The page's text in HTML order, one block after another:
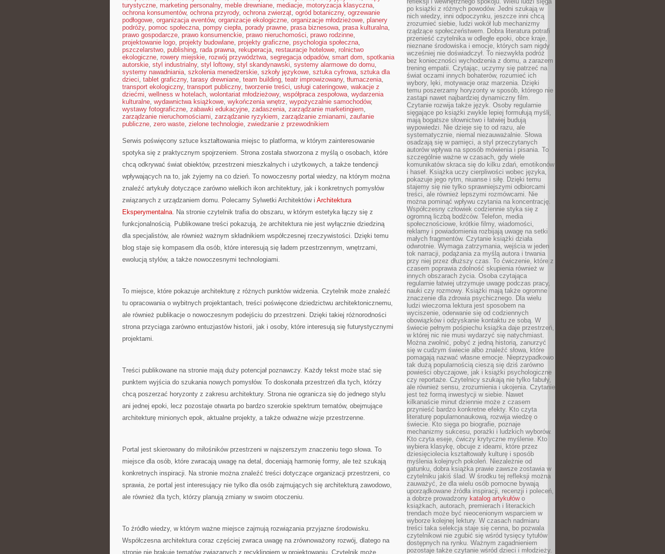
turystyczne, marketing personalny, meble drewniane, mediacje, motoryzacja klasyczna,
ochrona konsumentów, ochrona przyrody, ochrona zwierząt, ogród botaniczny, ogrzewanie
podłogowe, organizacja eventów, organizacje ekologiczne, organizacje młodzieżowe, planery
podróży, pomoc społeczna, pompy ciepła, porady prawne, prasa biznesowa, prasa kulturalna,
prawo gospodarcze, prawo konsumenckie, prawo nieruchomości, prawo rodzinne,
projektowanie logo, projekty budowlane, projekty graficzne, psychologia społeczna,
pszczelarstwo, publishing, rada prawna, rekuperacja, restauracje hotelowe, rolnictwo
ekologiczne, rowery miejskie, rozwój przywództwa, segregacja odpadów, smart dom, spotkania
autorskie, styl industrialny, styl loftowy, styl skandynawski, systemy alarmowe do domu,
systemy nawadniania, szkolenia menedżerskie, szkoły językowe, sztuka cyfrowa, sztuka dla
dzieci, tablet graficzny, tarasy drewniane, team building, teatr improwizowany, tłumaczenia,
transport ekologiczny, transport publiczny, tworzenie treści, usługi cateringowe, wakacje z
dziećmi, wellness w hotelach, wolontariat młodzieżowy, współpraca zespołowa, wydarzenia
kulturalne, wydawnictwa książkowe, wykończenia wnętrz, wypożyczalnie samochodów,
wystawy fotograficzne, zabawki edukacyjne, zadaszenia, zarządzanie marketingiem,
zarządzanie nieruchomościami, zarządzanie ryzykiem, zarządzanie zmianami, zaufanie
publiczne, zero waste, zielone technologie, zwiedzanie z przewodnikiem
Serwis poświęcony sztuce kształtowania miejsc to platforma, w którym zainteresowanie
spotyka się z praktycznym spojrzeniem. Strona została stworzona z myślą o osobach, które
chcą odkrywać świat obiektów, przestrzeni mieszkalnych i użytkowych, a także tendencji
wpływających na to, jak żyjemy na co dzień. To nowoczesny portal wiedzy, na którym można
znaleźć artykuły dotyczące zarówno wielkich ikon architektury, jak i konkretnych pomysłów
związanych z urządzaniem domu. Polecamy Sylwetki Architektów i Architektura
Eksperymentalna. Na stronie czytelnik trafia do obszaru, w którym estetyka łączy się z
funkcjonalnością. Publikowane treści pokazują, że architektura nie jest wyłącznie dziedziną
dla specjalistów, ale również ważnym składnikiem współczesnej rzeczywistości. Dzięki temu
blog staje się kompasem dla osób, które interesują się ładem przestrzennym, wnętrzami,
ewolucją stylów, a także nowoczesnymi technologiami.
To miejsce, które pokazuje architekturę z różnych punktów widzenia. Czytelnik może znaleźć
tu opracowania o wybitnych projektantach, treści poświęcone dziedzictwu architektonicznemu,
ale również publikacje o nowoczesnym podejściu do przestrzeni. Dzięki takiej różnorodności
strona przyciąga zarówno entuzjastów historii, jak i osoby, które interesują się futurystycznymi
projektami.
Treści publikowane na stronie mają duży potencjał poznawczy. Każdy tekst może stać się
punktem wyjścia do szukania nowych pomysłów. To doskonała przestrzeń dla tych, którzy
chcą poszerzać horyzonty z zakresu architektury. Strona nie ogranicza się do jednego stylu
ani jednej epoki, lecz pozostaje otwarta po bardzo szerokie spektrum tematów, obejmujące
architekturę minionych epok, aktualne projekty, a także odważne wizje przestrzenne.
Portal jest skierowany do miłośników przestrzeni w najszerszym znaczeniu tego słowa. To
miejsce dla osób, które zwracają uwagę na detal, doceniają harmonię formy, ale też szukają
konkretnych inspiracji. Na stronie można znaleźć treści dotyczące organizacji przestrzeni, co
sprawia, że portal jest interesujący nie tylko dla osób zajmujących się architekturą zawodowo,
ale również dla tych, którzy planują zmiany w swoim otoczeniu.
To źródło wiedzy, w którym ważne miejsce zajmują rozwiązania przyjazne środowisku.
Współczesna architektura coraz częściej zwraca uwagę na zrównoważony rozwój, dlatego na
stronie nie brakuje tematów związanych z recyklingiem w projektowaniu. Czytelnik może
po książki z różnych powodów. Jedni szukają w
nich wiedzy, inni odpoczynku, jeszcze inni chcą
zrozumieć siebie, ludzi wokół lub mechanizmy
rządzące społeczeństwem. Dobra literatura potrafi
przenieść czytelnika w odległe epoki, obce kraje,
nieznane środowiska i emocje, których sam nigdy
wcześniej nie doświadczył. To niezwykła podróż
bez konieczności wychodzenia z domu, a zarazem
trening empatii. Czytając, uczymy się patrzeć na
świat oczami innych bohaterów, rozumieć ich
wybory, lęki, motywacje oraz marzenia. Dzięki
temu poszerzamy horyzonty w sposób, którego nie
zastąpi nawet najbardziej dynamiczny film.
Czytanie rozwija także język. Osoby regularnie
sięgające po książki zwykle lepiej formułują myśli,
mają bogatsze słownictwo i łatwiej budują
wypowiedzi. Nie dzieje się to od razu, ale
systematycznie, niemal niezauważalnie. Słowa
osadzają się w pamięci, a styl przeczytanych
autorów wpływa na sposób mówienia i pisania. To
szczególnie ważne w czasach, gdy wiele
komunikatów skraca się do kilku zdań, emotikonów
i haseł. Książka uczy cierpliwości wobec języka,
pokazuje jego rytm, niuanse i siłę. Dzięki temu
stajemy się nie tylko sprawniejszymi odbiorcami
treści, ale również lepszymi rozmówcami. Nie
można pominąć wpływu czytania na koncentrację.
Współczesny człowiek codziennie styka się z
ogromną liczbą bodźców. Telefon, media
społecznościowe, krótkie filmy, wiadomości,
reklamy i powiadomienia rozbijają uwagę na setki
małych fragmentów. Czytanie książki działa
odwrotnie. Wymaga zatrzymania, wejścia w jeden
tok narracji, podążania za myślą autora i trwania
przy niej przez dłuższy czas. To ćwiczenie, które z
czasem poprawia zdolność skupienia również w
innych obszarach życia. Osoba czytająca
regularnie łatwiej utrzymuje uwagę podczas pracy,
nauki czy rozmowy. Książki mają także ogromne
znaczenie dla zdrowia psychicznego. Dla wielu
ludzi wieczorna lektura jest sposobem na
wyciszenie, oderwanie się od codziennych
obowiązków i odzyskanie kontaktu ze sobą. W
świecie pełnym pośpiechu książka daje przestrzeń,
w której nic nie musi wydarzyć się natychmiast.
Można zwolnić, pobyć z jedną historią, zanurzyć
się w cudzym świecie albo znaleźć słowa, które
pomagają nazwać własne emocje. Nieprzypadkowo
tak dużą popularnością cieszą się dziś zarówno
powieści obyczajowe, jak i książki psychologiczne
czy reportaże. Czytelnicy szukają nie tylko fabuły,
ale również sensu, zrozumienia i ukojenia. Czytanie
jest też formą inwestycji w siebie. Nawet
kilkanaście minut dziennie może z czasem
przynieść bardzo konkretne efekty. Kto czyta
literaturę popularnonaukową, rozwija wiedzę o
świecie. Kto sięga po biografie, poznaje
mechanizmy sukcesu, porażki i ludzkich wyborów.
Kto czyta eseje, ćwiczy krytyczne myślenie. Kto
wybiera klasykę, obcuje z ideami, które przez
dziesięciolecia kształtowały kulturę i sposób
myślenia kolejnych pokoleń. Niezależnie od
gatunku, dobra książka prawie zawsze zostawia w
czytelniku jakiś ślad. W środku tej refleksji można
zauważyć, że dla wielu osób pomocne bywają
uporządkowane źródła inspiracji, recenzji i poleceń,
a dobrze prowadzony katalog artykułówo
książkach, autorach, premierach i literackich
trendach może być nieocenionym wsparciem w
wyborze kolejnej lektury. W czasach nadmiaru
treści taka selekcja staje się cenna, bo pozwala
czytelnikowi nie zgubić się wśród tysięcy tytułów
dostępnych na rynku. Ważnym zagadnieniem
pozostaje także czytanie wśród dzieci i młodzieży.